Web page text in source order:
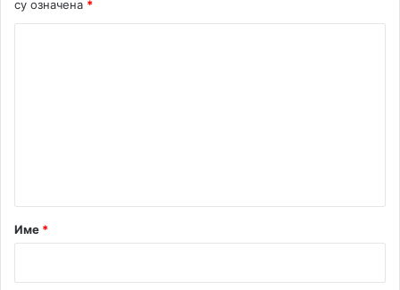
су означена *
р
Име *